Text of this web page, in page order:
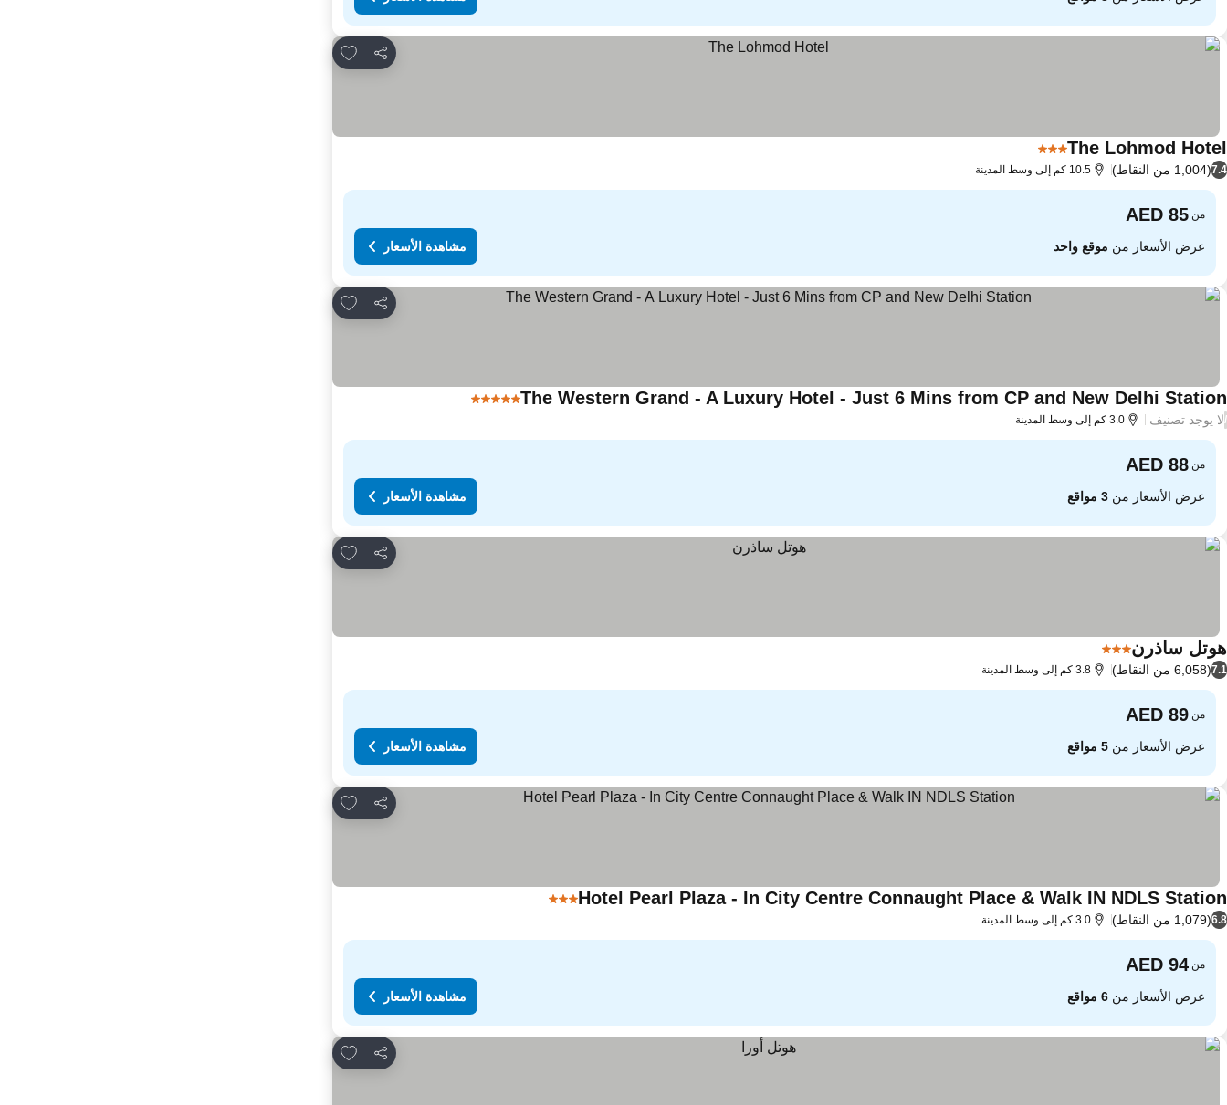
مشاركة
Add to favorites
The Lohmod Hotel3 عدد النجوم
7.4(1,004 من النقاط) 10.5 كم إلى وسط المدينة
من
عرض الأسعار من موقع واحد مشاهدة الأسعار
مشاركة
Add to favorites
The Western Grand - A Luxury Hotel - Just 6 Mins from CP and New Delhi Station5 عدد النجوم
/لا يوجد تصنيف 3.0 كم إلى وسط المدينة
من
عرض الأسعار من 3 مواقع مشاهدة الأسعار
مشاركة
Add to favorites
هوتل ساذرن3 عدد النجوم
7.1(6,058 من النقاط) 3.8 كم إلى وسط المدينة
من
عرض الأسعار من 5 مواقع مشاهدة الأسعار
مشاركة
Add to favorites
Hotel Pearl Plaza - In City Centre Connaught Place & Walk IN NDLS Station3 عدد النجوم
6.8(1,079 من النقاط) 3.0 كم إلى وسط المدينة
من
عرض الأسعار من 6 مواقع مشاهدة الأسعار
مشاركة
Add to favorites